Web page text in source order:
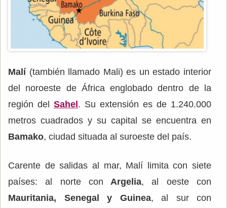
Malí(también llamado Mali) es un estado interior
del noroeste de África englobado dentro de la
región del Sahel. Su extensión es de 1.240.000
metros cuadrados y su capital se encuentra en
Bamako, ciudad situada al suroeste del país.
Carente de salidas al mar, Malí limita con siete
países: al norte con Argelia, al oeste con
Mauritania, Senegal y Guinea, al sur con